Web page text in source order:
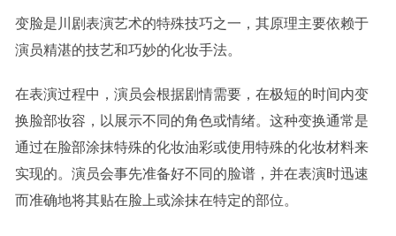
变脸是川剧表演艺术的特殊技巧之一，其原理主要依赖于
演员精湛的技艺和巧妙的化妆手法。
在表演过程中，演员会根据剧情需要，在极短的时间内变
换脸部妆容，以展示不同的角色或情绪。这种变换通常是
通过在脸部涂抹特殊的化妆油彩或使用特殊的化妆材料来
实现的。演员会事先准备好不同的脸谱，并在表演时迅速
而准确地将其贴在脸上或涂抹在特定的部位。